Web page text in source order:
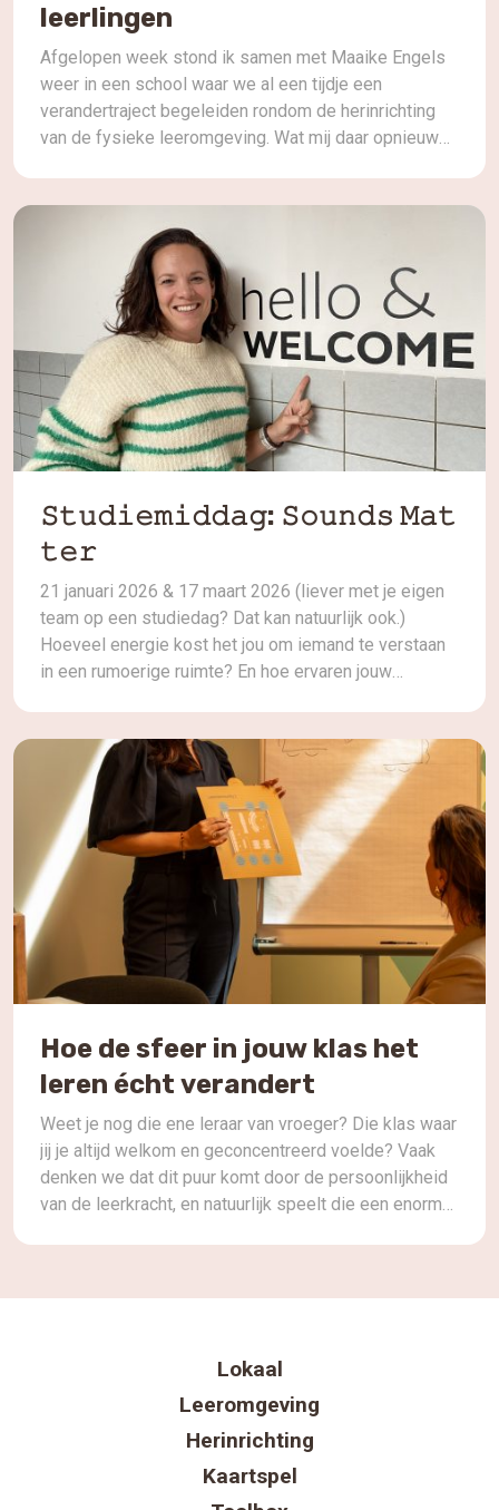
leerlingen
Afgelopen week stond ik samen met Maaike Engels
weer in een school waar we al een tijdje een
verandertraject begeleiden rondom de herinrichting
van de fysieke leeromgeving. Wat mij daar opnieuw
verschillende sessies die […]
𝚂𝚝𝚞𝚍𝚒𝚎𝚖𝚒𝚍𝚍𝚊𝚐: 𝚂𝚘𝚞𝚗𝚍𝚜 𝙼𝚊𝚝
𝚝𝚎𝚛
21 januari 2026 & 17 maart 2026 (liever met je eigen
team op een studiedag? Dat kan natuurlijk ook.)
Hoeveel energie kost het jou om iemand te verstaan
in een rumoerige ruimte? En hoe ervaren jouw
welbevinden, stemgebuik én leerprestaties. In deze
Hoe de sfeer in jouw klas het
leren écht verandert
Weet je nog die ene leraar van vroeger? Die klas waar
jij je altijd welkom en geconcentreerd voelde? Vaak
denken we dat dit puur komt door de persoonlijkheid
van de leerkracht, en natuurlijk speelt die een enorme
Lokaal
Leeromgeving
Herinrichting
Kaartspel